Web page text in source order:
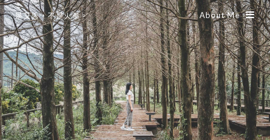
是艾思，不是火拳。 About Me